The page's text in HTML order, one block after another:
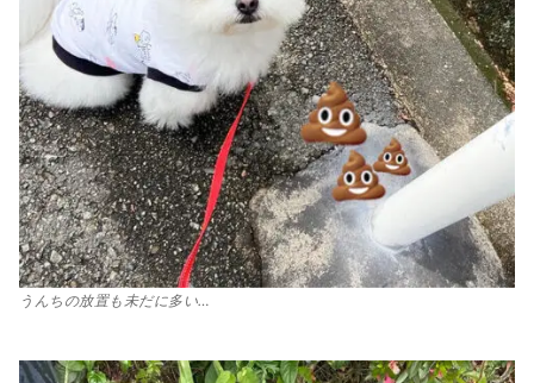
うんちの放置も未だに多い…